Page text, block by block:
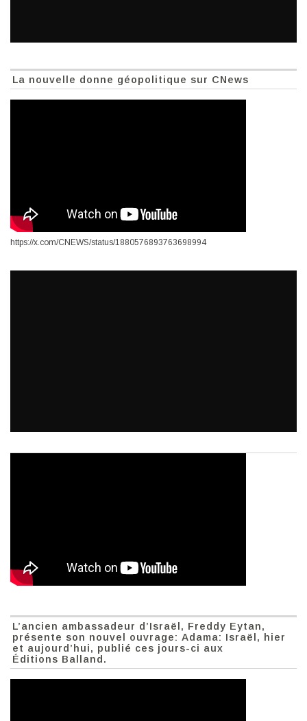
La nouvelle donne géopolitique sur CNews
https://x.com/CNEWS/status/1880576893763698994
L’ancien ambassadeur d’Israël, Freddy Eytan,
présente son nouvel ouvrage: Adama: Israël, hier
et aujourd’hui, publié ces jours-ci aux
Éditions Balland.